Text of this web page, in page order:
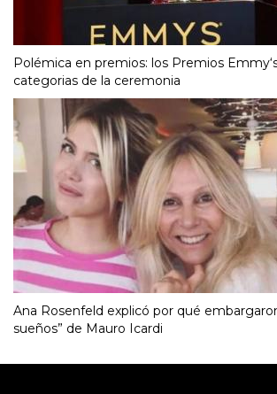
Polémica en premios: los Premios
categorias de la ceremonia
Ana Rosenfeld explicó por qué
sueños” de Mauro Icardi